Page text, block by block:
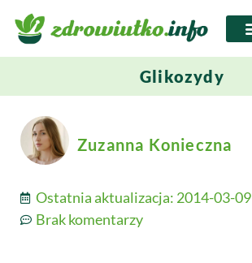
Glikozydy
Zuzanna Konieczna
Ostatnia aktualizacja: 2014-03-09
Brak komentarzy